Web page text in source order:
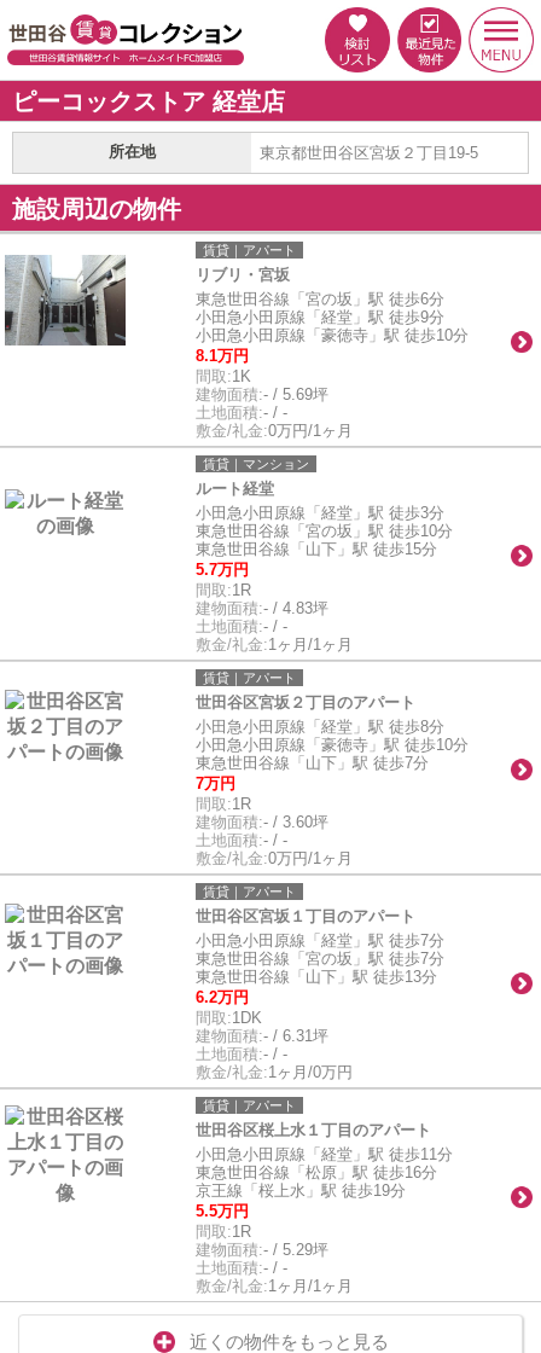
ピーコックストア 経堂店
所在地 東京都世田谷区宮坂２丁目19-5
施設周辺の物件
賃貸｜アパート
リブリ・宮坂
東急世田谷線「宮の坂」駅 徒歩6分
小田急小田原線「経堂」駅 徒歩9分
小田急小田原線「豪徳寺」駅 徒歩10分
8.1万円
間取:1K
建物面積:- / 5.69坪
土地面積:- / -
敷金/礼金:0万円/1ヶ月
賃貸｜マンション
ルート経堂
小田急小田原線「経堂」駅 徒歩3分
東急世田谷線「宮の坂」駅 徒歩10分
東急世田谷線「山下」駅 徒歩15分
5.7万円
間取:1R
建物面積:- / 4.83坪
土地面積:- / -
敷金/礼金:1ヶ月/1ヶ月
賃貸｜アパート
世田谷区宮坂２丁目のアパート
小田急小田原線「経堂」駅 徒歩8分
小田急小田原線「豪徳寺」駅 徒歩10分
東急世田谷線「山下」駅 徒歩7分
7万円
間取:1R
建物面積:- / 3.60坪
土地面積:- / -
敷金/礼金:0万円/1ヶ月
賃貸｜アパート
世田谷区宮坂１丁目のアパート
小田急小田原線「経堂」駅 徒歩7分
東急世田谷線「宮の坂」駅 徒歩7分
東急世田谷線「山下」駅 徒歩13分
6.2万円
間取:1DK
建物面積:- / 6.31坪
土地面積:- / -
敷金/礼金:1ヶ月/0万円
賃貸｜アパート
世田谷区桜上水１丁目のアパート
小田急小田原線「経堂」駅 徒歩11分
東急世田谷線「松原」駅 徒歩16分
京王線「桜上水」駅 徒歩19分
5.5万円
間取:1R
建物面積:- / 5.29坪
土地面積:- / -
敷金/礼金:1ヶ月/1ヶ月
近くの物件をもっと見る